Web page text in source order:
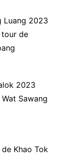
Luang 2023
tour de
2023
Sawang
Khao Tok